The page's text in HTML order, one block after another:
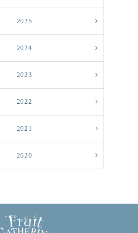
2025
2024
2023
2022
2021
2020